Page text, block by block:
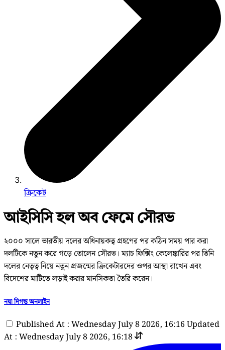
ক্রিকেট
আইসিসি হল অব ফেমে সৌরভ
২০০০ সালে ভারতীয় দলের অধিনায়কত্ব গ্রহণের পর কঠিন সময় পার করা
দলটিকে নতুন করে গড়ে তোলেন সৌরভ। ম্যাচ ফিক্সিং কেলেঙ্কারির পর তিনি
দলের নেতৃত্ব নিয়ে নতুন প্রজন্মের ক্রিকেটারদের ওপর আস্থা রাখেন এবং
বিদেশের মাটিতে লড়াই করার মানসিকতা তৈরি করেন।
নয়া দিগন্ত অনলাইন
Published At : Wednesday July 8 2026, 16:16 Updated
At : Wednesday July 8 2026, 16:18